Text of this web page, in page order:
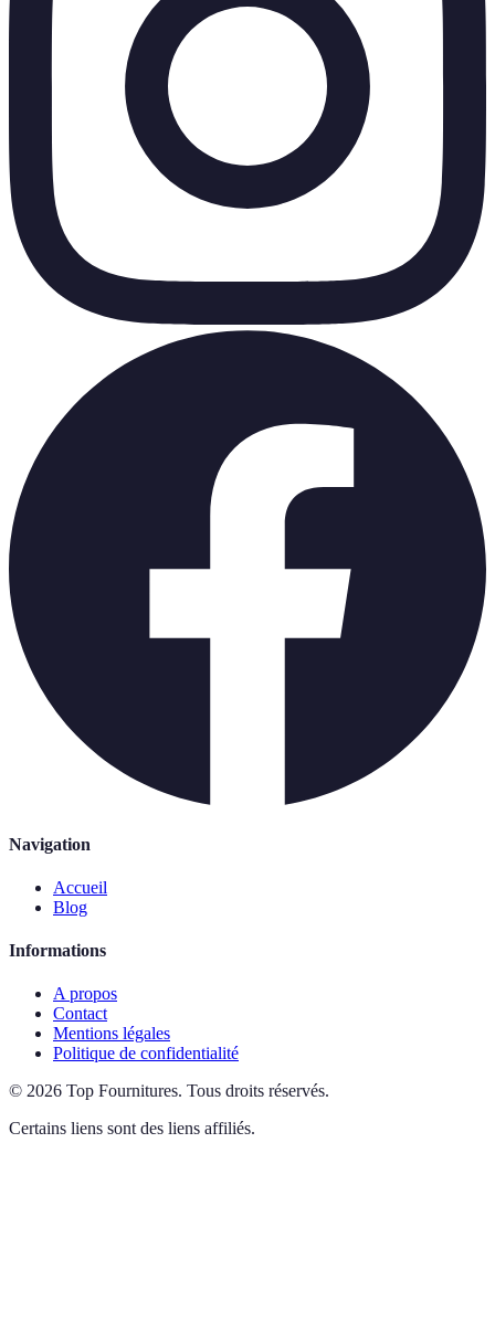
Navigation
Accueil
Blog
Informations
A propos
Contact
Mentions légales
Politique de confidentialité
© 2026 Top Fournitures. Tous droits réservés.
Certains liens sont des liens affiliés.